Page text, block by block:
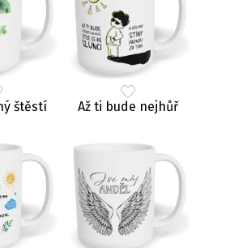
štěstí Až ti bude nejhůř